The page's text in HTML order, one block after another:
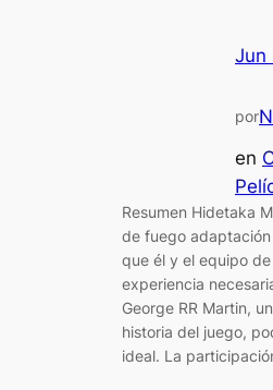
Jun
por
en
Resumen Hidetaka
de fuego
que él y el equipo
experiencia
George RR Martin,
historia del juego,
ideal. La